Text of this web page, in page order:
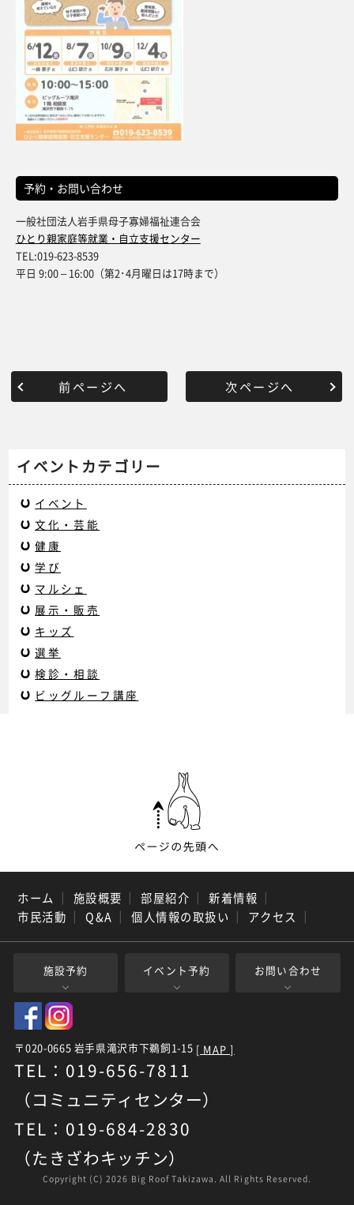
予約・お問い合わせ
一般社団法人岩手県母子寡婦福祉連合会
ひとり親家庭等就業・自立支援センター
TEL:019-623-8539
平日 9:00 – 16:00（第2･4月曜日は17時まで）
前ページへ 次ページへ
イベントカテゴリー
イベント
文化・芸能
健康
学び
マルシェ
展示・販売
キッズ
選挙
検診・相談
ビッグルーフ講座
ホーム ｜ 施設概要 ｜ 部屋紹介 ｜ 新着情報 ｜
市民活動 ｜ Q&A ｜ 個人情報の取扱い ｜ アクセス ｜
施設予約 イベント予約 お問い合わせ
〒020-0665 岩手県滝沢市下鵜飼1-15 [ MAP ]
TEL：019-656-7811
（コミュニティセンター）
TEL：019-684-2830
（たきざわキッチン）
Copyright (C)2026 Big Roof Takizawa. All Rights Reserved.